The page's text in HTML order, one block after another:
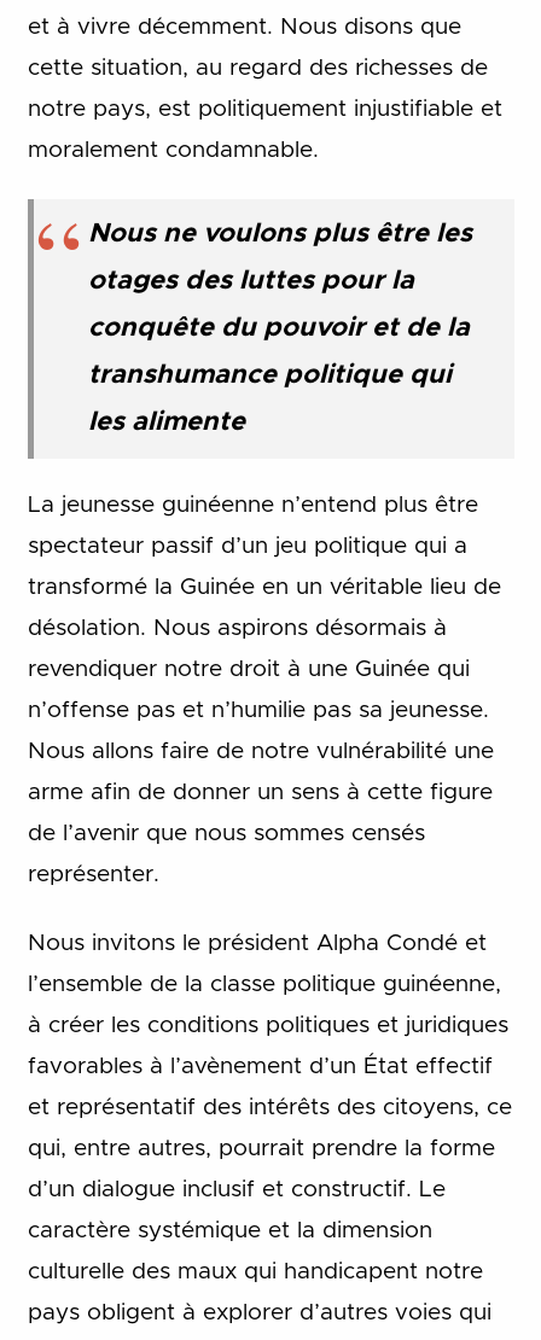
et à vivre décemment. Nous disons que
cette situation, au regard des richesses de
notre pays, est politiquement injustifiable et
moralement condamnable.
Nous ne voulons plus être les
otages des luttes pour la
conquête du pouvoir et de la
transhumance politique qui
les alimente
La jeunesse guinéenne n’entend plus être
spectateur passif d’un jeu politique qui a
transformé la Guinée en un véritable lieu de
désolation. Nous aspirons désormais à
revendiquer notre droit à une Guinée qui
n’offense pas et n’humilie pas sa jeunesse.
Nous allons faire de notre vulnérabilité une
arme afin de donner un sens à cette figure
de l’avenir que nous sommes censés
représenter.
Nous invitons le président Alpha Condé et
l’ensemble de la classe politique guinéenne,
à créer les conditions politiques et juridiques
favorables à l’avènement d’un État effectif
et représentatif des intérêts des citoyens, ce
qui, entre autres, pourrait prendre la forme
d’un dialogue inclusif et constructif. Le
caractère systémique et la dimension
culturelle des maux qui handicapent notre
pays obligent à explorer d’autres voies qui